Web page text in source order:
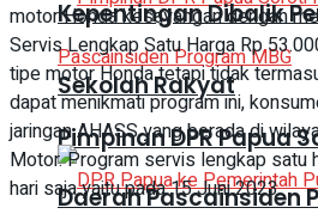
Pimpinan DPR Papua
Daerah Pascainsiden
Kepentingan Dibalik
Sekolah Rakyat
motor Honda kesayangan dengan
Servis Lengkap Satu Harga Rp
tipe motor Honda tetapi tidak
dapat menikmati program ini,
jaringan AHASS yang berada di
Motor. Program servis lengkap satu
hari saja yaitu pada 15 Juni 2023.